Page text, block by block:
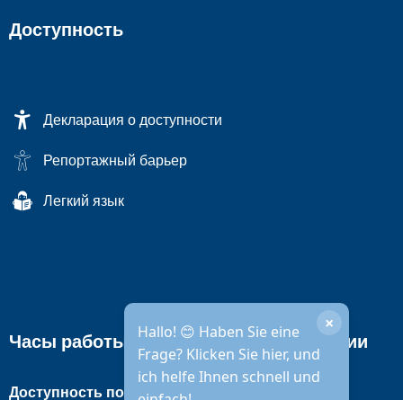
Доступность
Декларация о доступности
Репортажный барьер
Легкий язык
Hallo! 😊 Haben Sie eine
Frage? Klicken Sie hier, und
ich helfe Ihnen schnell und
×
Часы работы городской администрации
Доступность по телефону